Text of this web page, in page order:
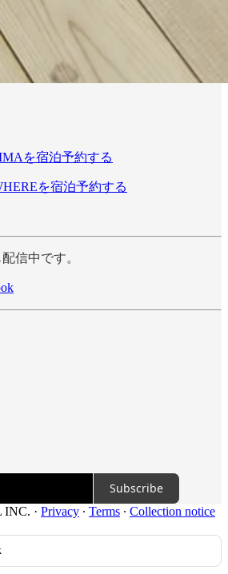
を宿泊予約する
を宿泊予約する
信中です。
Subscribe
INC. · Privacy ∙ Terms ∙ Collection notice